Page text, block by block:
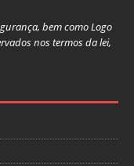
bem como Logo
nos termos da lei,